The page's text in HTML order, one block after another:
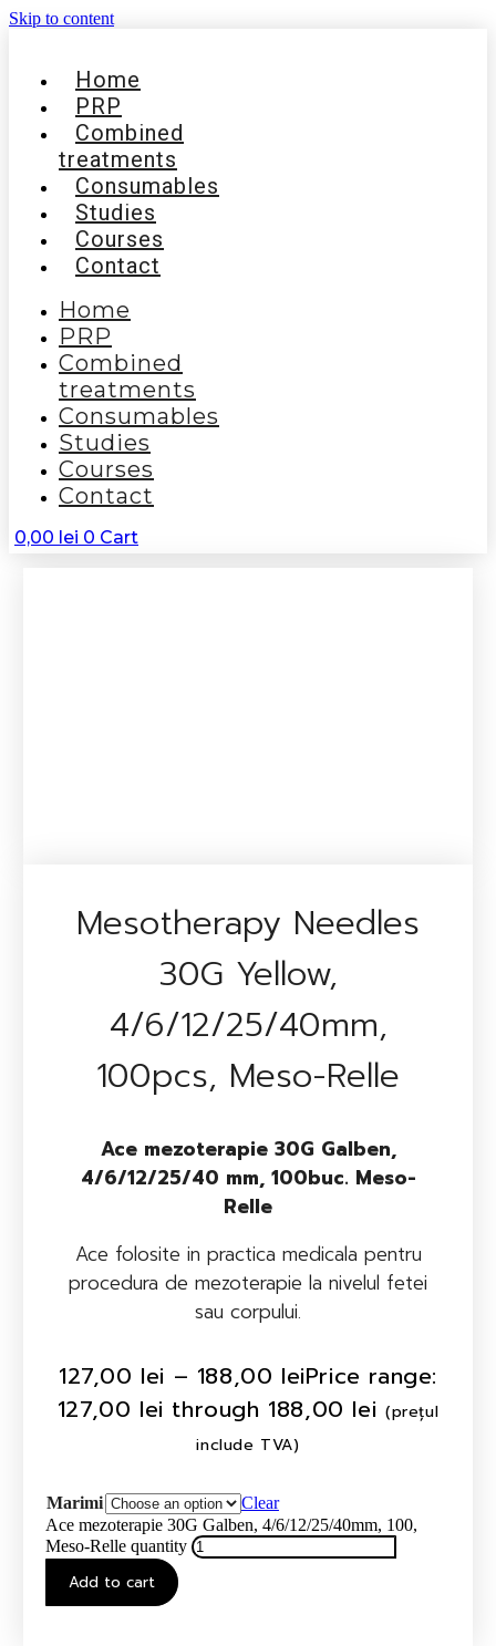
Skip to content
Home
PRP
Combined
treatments
Consumables
Studies
Courses
Contact
Home
PRP
Combined
treatments
Consumables
Studies
Courses
Contact
0,00 lei 0 Cart
Mesotherapy Needles
30G Yellow,
4/6/12/25/40mm,
100pcs, Meso-Relle
Ace mezoterapie 30G Galben,
4/6/12/25/40 mm, 100buc. Meso-
Relle
Ace folosite in practica medicala pentru
procedura de mezoterapie la nivelul fetei
sau corpului.
127,00 lei – 188,00 leiPrice range:
127,00 lei through 188,00 lei (prețul
include TVA)
Marimi
Clear
Ace mezoterapie 30G Galben, 4/6/12/25/40mm, 100,
Meso-Relle quantity
Add to cart